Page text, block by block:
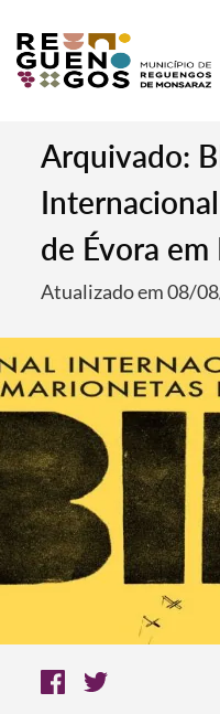
Arquivado:
de Évora em
Atualizado em 08/